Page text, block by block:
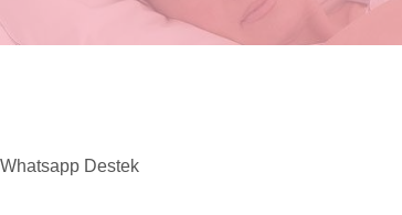
Whatsapp Destek